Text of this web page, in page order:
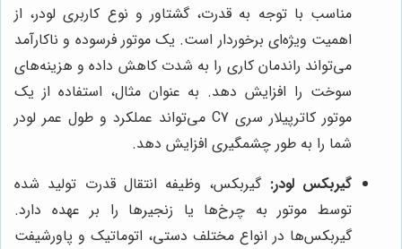
مناسب با توجه به قدرت، گشتاور و نوع کاربری لودر، از
اهمیت ویژه‌ای برخوردار است. یک موتور فرسوده و ناکارآمد
می‌تواند راندمان کاری را به شدت کاهش داده و هزینه‌های
سوخت را افزایش دهد. به عنوان مثال، استفاده از یک
موتور کاترپیلار سری C7 می‌تواند عملکرد و طول عمر لودر
شما را به طور چشمگیری افزایش دهد.
گیربکس لودر: گیربکس، وظیفه انتقال قدرت تولید شده
توسط موتور به چرخ‌ها یا زنجیرها را بر عهده دارد.
گیربکس‌ها در انواع مختلف دستی، اتوماتیک و پاورشیفت